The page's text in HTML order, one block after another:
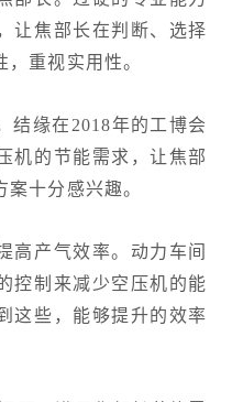
让焦部长在判断、选择
重视实用性。
结缘在2018年的工博会
机的节能需求，让焦部
十分感兴趣。
高产气效率。动力车间
控制来减少空压机的能
这些，能够提升的效率